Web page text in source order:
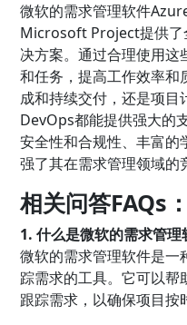
微软的需求管理软件
Microsoft Project提供了
决方案。通过合理使用
和任务，提高工作效率
成和持续交付，还是项
DevOps都能提供强大的
安全性和合规性、丰富的
强了其在需求管理领域的
相关问答FAQs：
1. 什么是微软的需求管理
微软的需求管理软件是一
踪需求的工具。它可以帮
跟踪需求，以确保项目按